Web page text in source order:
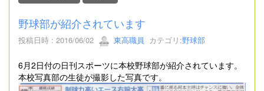
野球部が紹介されています
投稿日時 : 2016/06/02 東高職員 カテゴリ:野球部
6月2日付の日刊スポーツに本校野球部が紹介されています。
本校写真部の生徒が撮影した写真です。